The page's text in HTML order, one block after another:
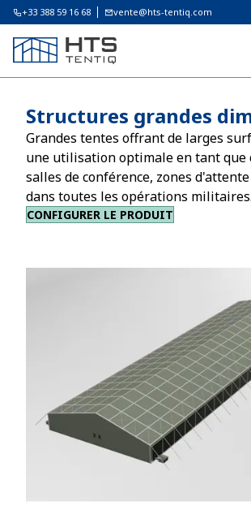
+33 388 59 16 68 vente@hts-tentiq.com
Structures grandes
Grandes tentes offrant de larges
une utilisation optimale en tant que
salles de conférence, zones
dans toutes les opérations militaires.
CONFIGURER LE PRODUIT